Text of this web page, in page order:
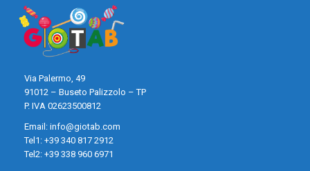
Via Palermo, 49
91012 – Buseto Palizzolo – TP
P. IVA 02623500812
Email: info@giotab.com
Tel1: +39 340 817 2912
Tel2: +39 338 960 6971